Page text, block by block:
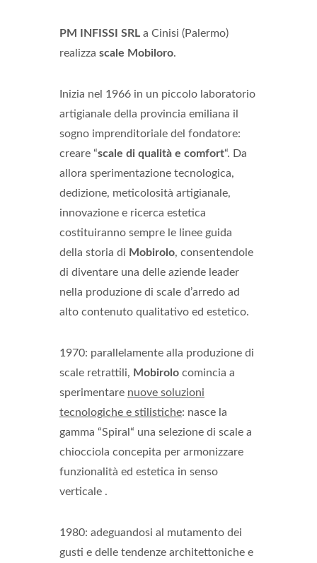
PM INFISSI SRL a Cinisi (Palermo)
realizza scale Mobiloro.
Inizia nel 1966 in un piccolo laboratorio
artigianale della provincia emiliana il
sogno imprenditoriale del fondatore:
creare “scale di qualità e comfort“. Da
allora sperimentazione tecnologica,
dedizione, meticolosità artigianale,
innovazione e ricerca estetica
costituiranno sempre le linee guida
della storia di Mobirolo, consentendole
di diventare una delle aziende leader
nella produzione di scale d’arredo ad
alto contenuto qualitativo ed estetico.
1970: parallelamente alla produzione di
scale retrattili, Mobirolo comincia a
sperimentare nuove soluzioni
tecnologiche e stilistiche: nasce la
gamma “Spiral“ una selezione di scale a
chiocciola concepita per armonizzare
funzionalità ed estetica in senso
verticale .
1980: adeguandosi al mutamento dei
gusti e delle tendenze architettoniche e